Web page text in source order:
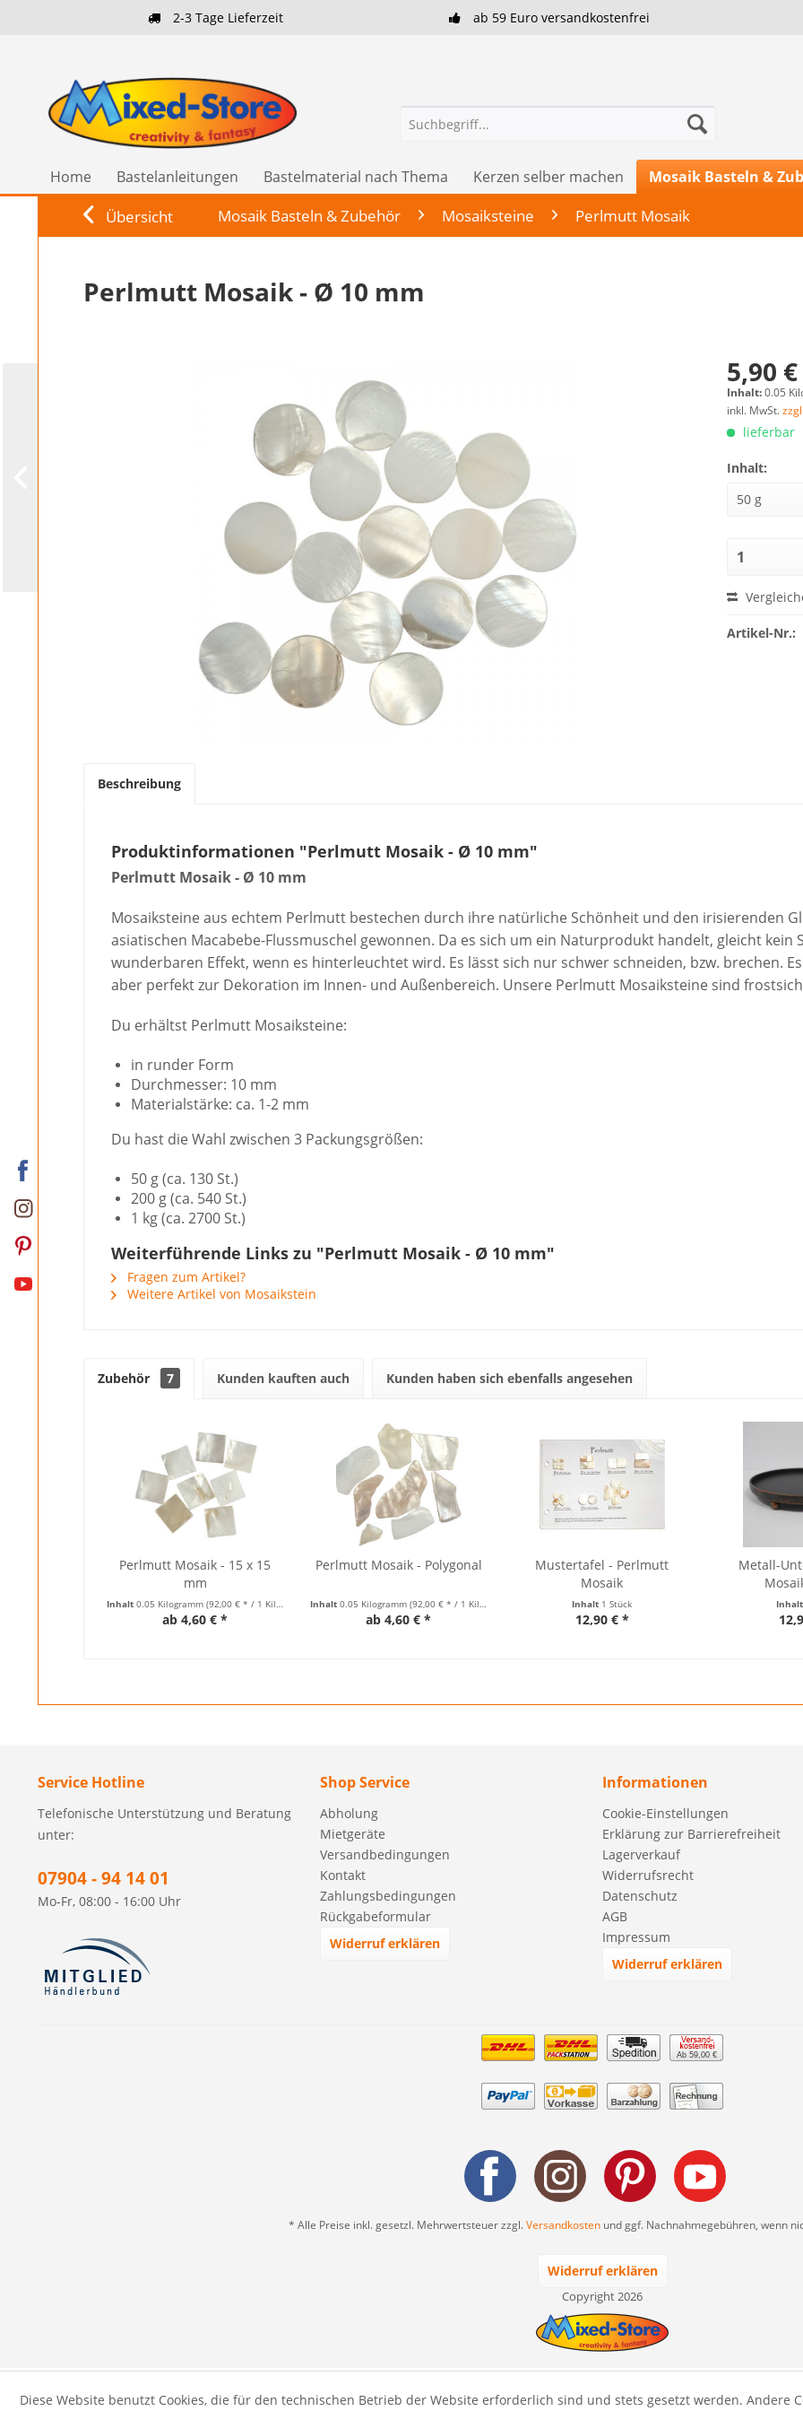
2-3 Tage Lieferzeit ab 59 Euro versandkostenfrei
Home Bastelanleitungen Bastelmaterial nach Thema Kerzen selber machen Mosaik Basteln &
Übersicht Mosaik Basteln & Zubehör Mosaiksteine Perlmutt Mosaik
Perlmutt Mosaik - Ø 10 mm
5,90
Inhalt:0.05
inkl. MwSt.
lieferbar
Inhalt:
Artikel-Nr.:
Beschreibung
Produktinformationen "Perlmutt Mosaik - Ø 10 mm"
Perlmutt Mosaik - Ø 10 mm
Mosaiksteine aus echtem Perlmutt bestechen durch ihre natürliche Schönheit und den irisierenden
asiatischen Macabebe-Flussmuschel gewonnen. Da es sich um ein Naturprodukt handelt, gleicht
wunderbaren Effekt, wenn es hinterleuchtet wird. Es lässt sich nur schwer schneiden, bzw. brechen.
aber perfekt zur Dekoration im Innen- und Außenbereich. Unsere Perlmutt Mosaiksteine sind
Du erhältst Perlmutt Mosaiksteine:
in runder Form
Durchmesser: 10 mm
Materialstärke: ca. 1-2 mm
Du hast die Wahl zwischen 3 Packungsgrößen:
50 g (ca. 130 St.)
200 g (ca. 540 St.)
1 kg (ca. 2700 St.)
Weiterführende Links zu "Perlmutt Mosaik - Ø 10 mm"
Fragen zum Artikel?
Weitere Artikel von Mosaikstein
Zubehör 7 Kunden kauften auch Kunden haben sich ebenfalls angesehen
Perlmutt Mosaik - 15 x 15
mm
Inhalt 0.05 Kilogramm (92,00 € * / 1 Kilogramm)
ab 4,60 € *
Perlmutt Mosaik - Polygonal
Inhalt0.05 Kilogramm(92,00 € * / 1 Kilogramm)
ab 4,60 € *
Mustertafel - Perlmutt
Mosaik
Inhalt 1 Stück
12,90 € *
Metall-
Inhalt
Service Hotline
Telefonische Unterstützung und Beratung
unter:
07904 - 94 14 01
Mo-Fr, 08:00 - 16:00 Uhr
Shop Service
Abholung
Mietgeräte
Versandbedingungen
Kontakt
Zahlungsbedingungen
Rückgabeformular
Widerruf erklären
Informationen
Cookie-Einstellungen
Erklärung zur Barrierefreiheit
Lagerverkauf
Widerrufsrecht
Datenschutz
AGB
Impressum
Widerruf erklären
Ab 59,00 €
* Alle Preise inkl. gesetzl. Mehrwertsteuer zzgl.Versandkostenund ggf. Nachnahmegebühren, wenn
Widerruf erklären
Copyright 2026
Diese Website benutzt Cookies, die für den technischen Betrieb der Website erforderlich sind und stets gesetzt werden. Andere